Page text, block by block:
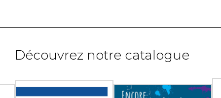
Découvrez notre catalogue